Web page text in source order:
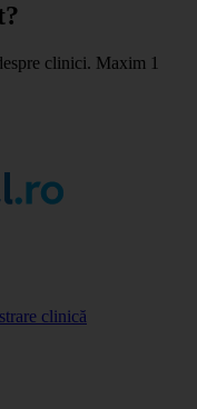
clinici. Maxim 1
clinică